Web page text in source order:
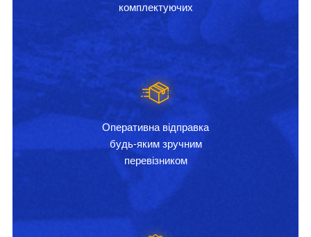
комплектуючих
Оперативна відправка
будь-яким зручним
перевізником